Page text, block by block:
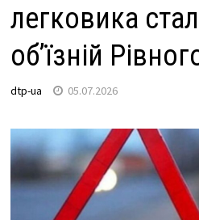
легковика
об’їзній
dtp-ua 05.07.2026